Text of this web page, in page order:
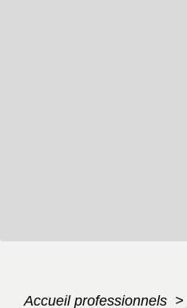
Accueil professionnels >